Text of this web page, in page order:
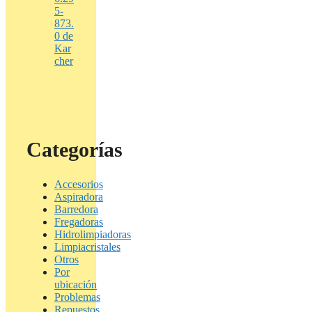
5-
873.
0 de
Kar
cher
Categorías
Accesorios
Aspiradora
Barredora
Fregadoras
Hidrolimpiadoras
Limpiacristales
Otros
Por
ubicación
Problemas